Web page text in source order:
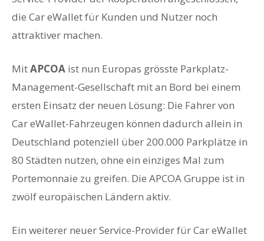
die Car eWallet für Kunden und Nutzer noch
attraktiver machen.
MitAPCOA ist nun Europas grösste Parkplatz-
Management-Gesellschaft mit an Bord bei einem
ersten Einsatz der neuen Lösung: Die Fahrer von
Car eWallet-Fahrzeugen können dadurch allein in
Deutschland potenziell über 200.000 Parkplätze in
80 Städten nutzen, ohne ein einziges Mal zum
Portemonnaie zu greifen. Die APCOA Gruppe ist in
zwölf europäischen Ländern aktiv.
Ein weiterer neuer Service-Provider für Car eWallet